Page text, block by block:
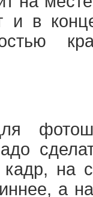
и в
на
а